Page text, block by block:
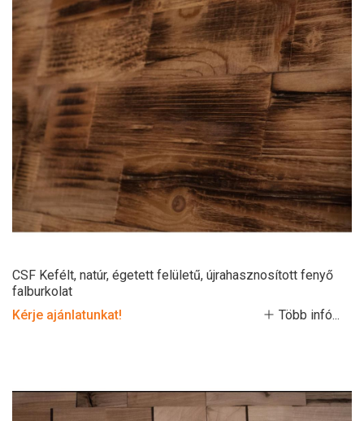
CSF Kefélt, natúr, égetett felületű, újrahasznosított fenyő
falburkolat
Kérje ajánlatunkat!
Több infó...